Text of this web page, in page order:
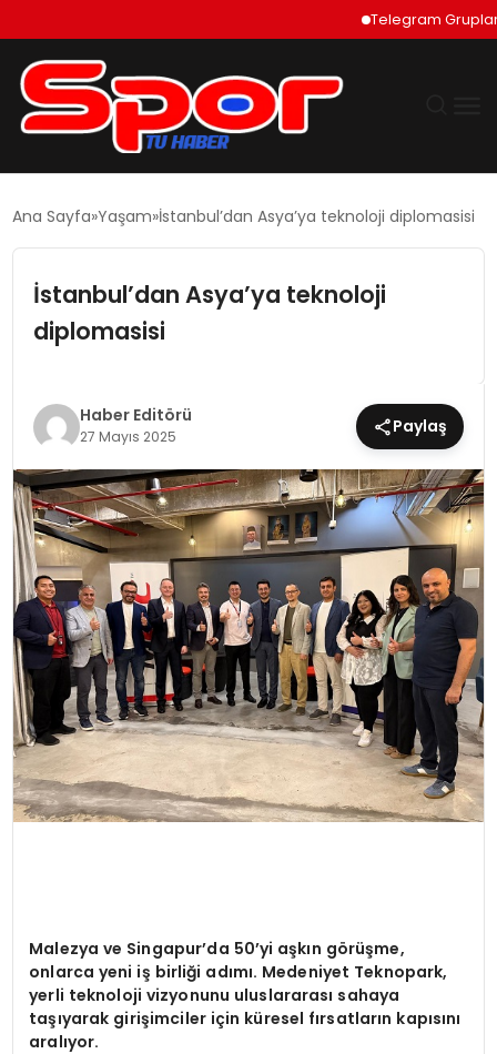
Telegram Grupları
EKONOMI
TEKNOLOJI
EĞITIM
MAGAZIN
SPOR
YAŞAM
Ana Sayfa Yaşam İstanbul’dan Asya’ya teknoloji diplomasisi
İstanbul’dan Asya’ya teknoloji
diplomasisi
Haber Editörü
27 Mayıs 2025 Paylaş
Malezya ve Singapur’da 50’yi aşkın görüşme,
onlarca yeni iş birliği adımı. Medeniyet Teknopark,
yerli teknoloji vizyonunu uluslararası sahaya
taşıyarak girişimciler için küresel fırsatların kapısını
aralıyor.